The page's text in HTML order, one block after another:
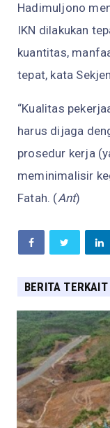
Hadimuljono
IKN dilakukan
kuantitas,
tepat, kata
“Kualitas
harus dijaga
prosedur kerja
meminimalisir
Fatah. (Ant)
BERITA TERKAIT